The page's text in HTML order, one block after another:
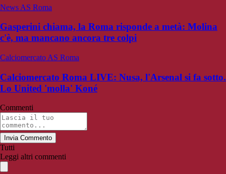
News AS Roma
Gasperini chiama, la Roma risponde a metà: Molina
c'è, ma mancano ancora tre colpi
Calciomercato AS Roma
Calciomercato Roma LIVE: Nusa, l'Arsenal si fa sotto.
Lo United 'molla' Koné
Commenti
Invia Commento
Tutti
Leggi altri commenti